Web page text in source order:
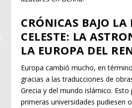
CRÓNICAS BAJO LA
CELESTE: LA
LA EUROPA DEL
Europa cambió mucho, en
gracias a las traducciones de
Grecia y del mundo islámico.
primeras universidades pudiesen